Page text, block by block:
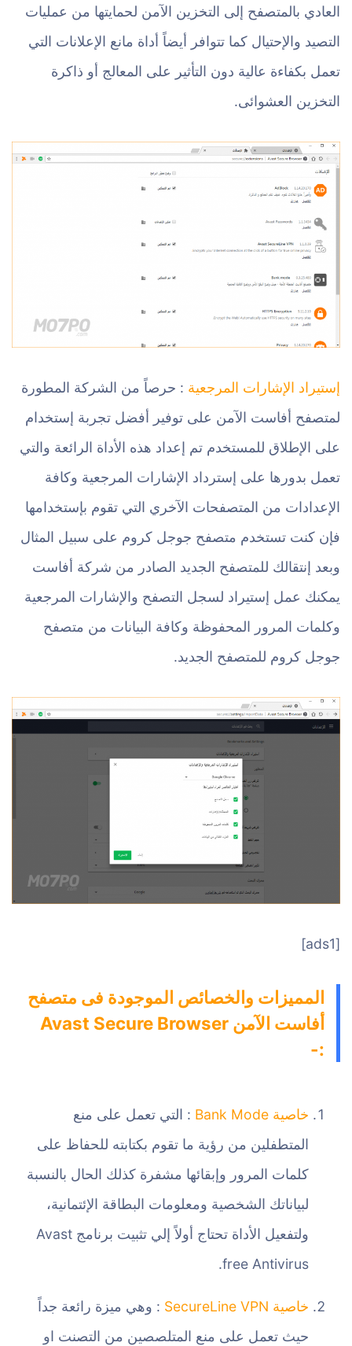
العادي بالمتصفح إلى التخزين الآمن لحمايتها من عمليات
التصيد والإحتيال كما تتوافر أيضاً أداة مانع الإعلانات التي
تعمل بكفاءة عالية دون التأثير على المعالج أو ذاكرة
التخزين العشوائى.
إستيراد الإشارات المرجعية : حرصاً من الشركة المطورة
لمتصفح أفاست الآمن على توفير أفضل تجربة إستخدام
على الإطلاق للمستخدم تم إعداد هذه الأداة الرائعة والتي
تعمل بدورها على إسترداد الإشارات المرجعية وكافة
الإعدادات من المتصفحات الآخري التي تقوم بإستخدامها
فإن كنت تستخدم متصفح جوجل كروم على سبيل المثال
وبعد إنتقالك للمتصفح الجديد الصادر من شركة أفاست
يمكنك عمل إستيراد لسجل التصفح والإشارات المرجعية
وكلمات المرور المحفوظة وكافة البيانات من متصفح
جوجل كروم للمتصفح الجديد.
[ads1]
المميزات والخصائص الموجودة فى متصفح
أفاست الآمن Avast Secure Browser
:-
خاصية Bank Mode
: التي تعمل على منع
المتطفلين من رؤية ما تقوم بكتابته للحفاظ على
كلمات المرور وإبقائها مشفرة كذلك الحال بالنسبة
لبياناتك الشخصية ومعلومات البطاقة الإئتمانية،
ولتفعيل الأداة تحتاج أولاً إلي تثبيت برنامج Avast
free Antivirus.
خاصية SecureLine VPN
: وهي ميزة رائعة جداً
حيث تعمل على منع المتلصصين من التصنت او